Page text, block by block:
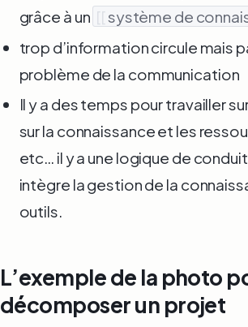
grâce à un [[système de
trop d’information circule mais
problème de la communication
Il y a des temps pour travailler
sur la connaissance et les
etc… il y a une logique de
intègre la gestion de la
outils.
L’exemple de la photo
décomposer un projet